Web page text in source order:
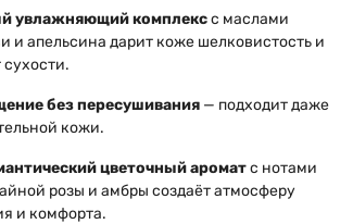
увлажняющий комплексс маслами
и апельсина дарит коже шелковистость и
без пересушивания— подходит даже
кожи.
цветочный ароматс нотами
розы и амбры создаёт атмосферу
и комфорта.